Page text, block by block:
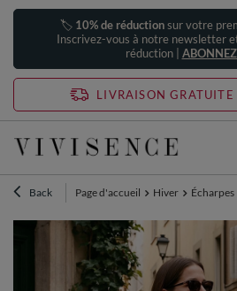
🏷️ 10% de réductionsur votre
Inscrivez-vous à notre newsletter
réduction |
LIVRAISON GRATUITE
Back Page d'accueil Hiver Écharpes